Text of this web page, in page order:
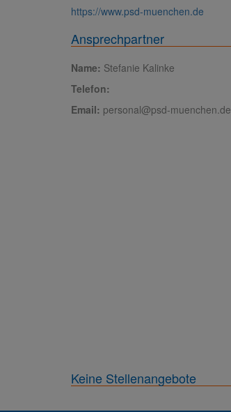
https://www.psd-muenchen.de
Ansprechpartner
Name: Stefanie Kalinke
Telefon:
Email: personal@psd-muenchen.de
Keine Stellenangebote